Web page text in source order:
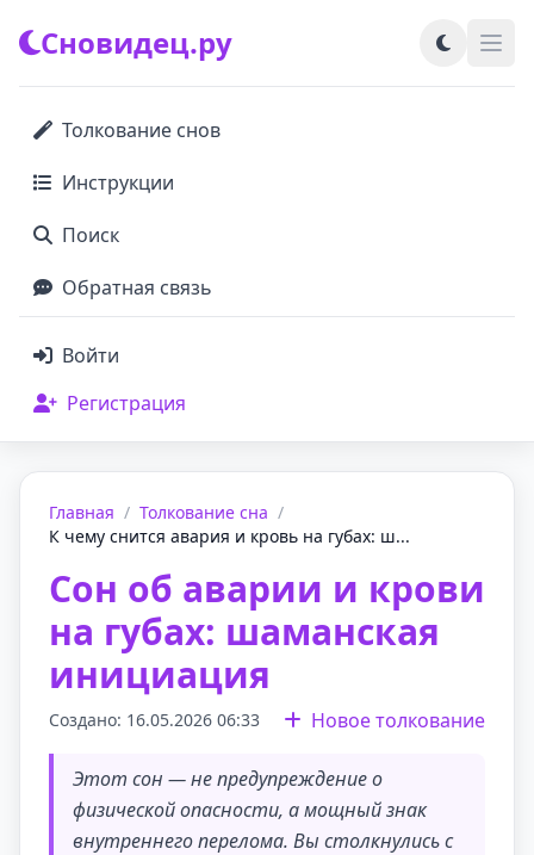
Сновидец.ру
Толкование снов
Инструкции
Поиск
Обратная связь
Войти
Регистрация
Главная / Толкование сна /
К чему снится авария и кровь на губах: ш...
Сон об аварии и крови
на губах: шаманская
инициация
Создано: 16.05.2026 06:33 Новое толкование
Этот сон — не предупреждение о
физической опасности, а мощный знак
внутреннего перелома. Вы столкнулись с